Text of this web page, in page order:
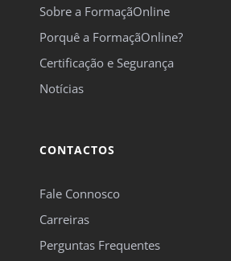
Sobre a FormaçãOnline
Porquê a FormaçãOnline?
Certificação e Segurança
Notícias
CONTACTOS
Fale Connosco
Carreiras
Perguntas Frequentes